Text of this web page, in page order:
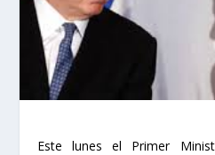
Este lunes el Primer